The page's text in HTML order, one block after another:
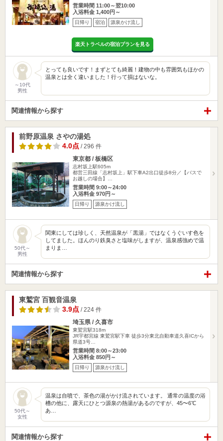
営業時間 11:00～翌10:00
入浴料金 1,400円～
日帰り 宿泊 源泉かけ流し
楽天トラベルの宿泊プランを見る
～10代
男性
とっても良いです！まずとても綺麗！建物の中も雰囲気もほかの
温泉とは全く違いました！行って損はないな。
関連情報から探す
前野原温泉 さやの湯処
4.0点 / 296 件
東京都 / 板橋区
志村坂上駅605m
都営三田線「志村坂上」駅下車A2出口徒歩8分／【バスで
お越しの場合】…
営業時間 9:00～24:00
入浴料金 970円～
日帰り 源泉かけ流し
50代～
男性
関東にしては珍しく、天然温泉が「黒湯」ではなくうぐいす色を
してました。ほんのり鉄臭さと塩味がしますが、温泉感強めで温
まりま…
関連情報から探す
東鷲宮 百観音温泉
3.9点 / 224 件
埼玉県 / 久喜市
東鷲宮駅318m
JR宇都宮線 東鷲宮駅下車 徒歩3分東北自動車道久喜ICから
県道3号…
営業時間 8:00～23:00
入浴料金 850円～
日帰り 源泉かけ流し
50代～
女性
温泉は自噴で、茶色の湯がかけ流されています。 通常の温度の浴
槽の他に、露天にひとつ源泉の熱湯があるのですが、45〜6℃
あ…
関連情報から探す